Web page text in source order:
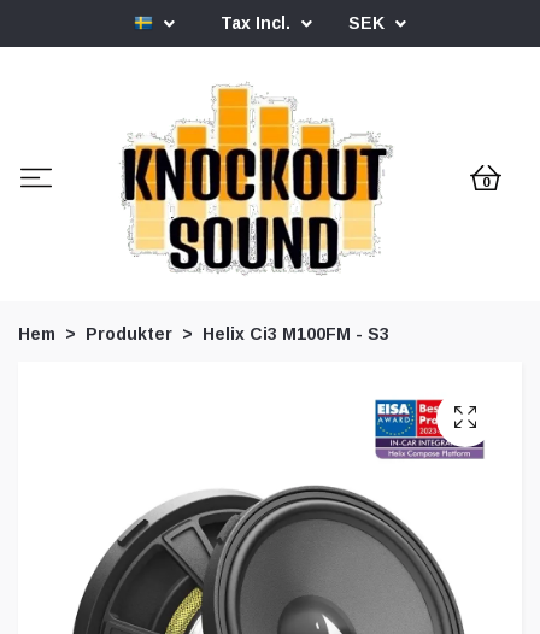
Tax Incl. SEK
0
Hem Produkter Helix Ci3 M100FM - S3